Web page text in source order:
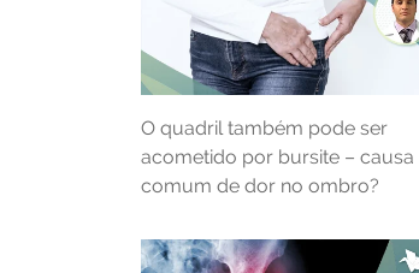
O quadril também pode ser
acometido por bursite – causa
comum de dor no ombro?